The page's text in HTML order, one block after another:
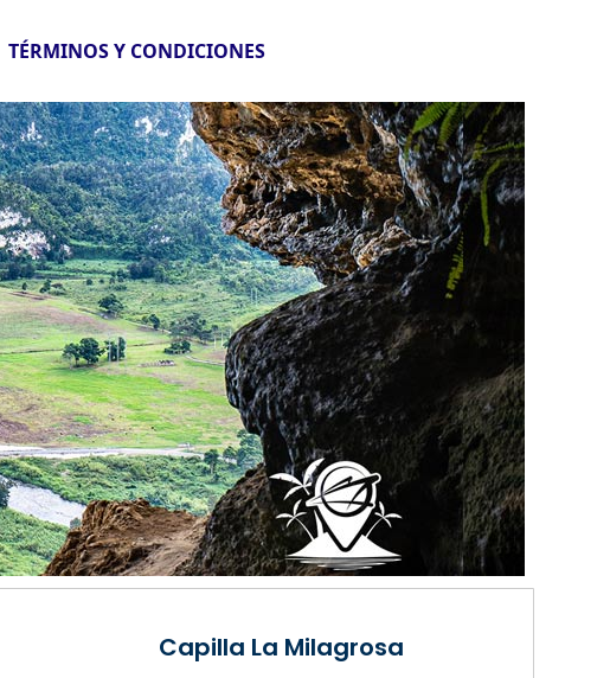
TÉRMINOS Y CONDICIONES
Capilla La Milagrosa